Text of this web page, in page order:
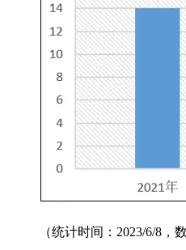
（统计时间：2023/6/8，